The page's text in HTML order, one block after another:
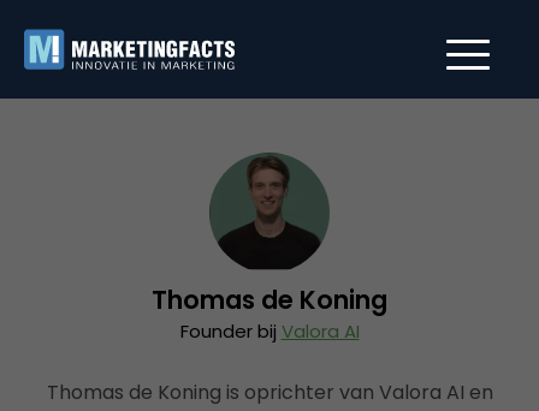
Thomas de Koning
Founder bij Valora AI
Thomas de Koning is oprichter van Valora AI en